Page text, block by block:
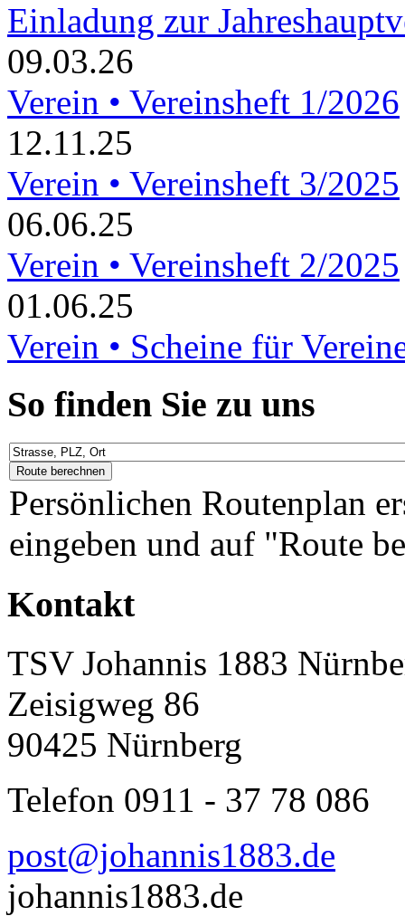
Einladung zur
09.03.26
Verein • Vereinsheft 1/2026
12.11.25
Verein • Vereinsheft 3/2025
06.06.25
Verein • Vereinsheft 2/2025
01.06.25
Verein • Scheine für
So finden Sie zu uns
Persönlichen Routenplan
eingeben und auf "Route
Kontakt
TSV Johannis 1883
Zeisigweg 86
90425 Nürnberg
Telefon 0911 - 37 78 086
post@johannis1883.de
johannis1883.de